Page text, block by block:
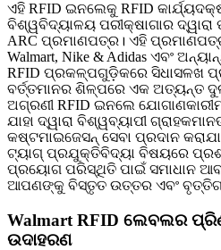
ଏହି RFID ଇନଲେକୁ RFID
ବିଶ୍ୱବିଦ୍ୟାଳୟ ପରୀକ୍ଷାଗାର ଦ୍ୱାରା
ARC ପ୍ରମାଣପତ୍ର। ଏହି
Walmart, Nike & Adidas ଏବଂ
RFID ପ୍ରକଳ୍ପଗୁଡ଼ିକରେ ସିଧାସଳଖ
ବର୍ତ୍ତମାନର ଶିଳ୍ପରେ ଏକ ଅତ୍ୟନ୍ତ
ଅଗ୍ରଣୀ RFID ଇନଲେ
ଯାହା ଦ୍ୱାରା ବିଶ୍ୱବ୍ୟାପୀ
କଷ୍ଟମାଇଜେସନ୍ ସେବା ପ୍ରଦାନ
ଟ୍ୟାଗ୍ ପ୍ରଯୁକ୍ତିବିଦ୍ୟା ବିଷୟରେ
ପ୍ରୟୋଗ ପରିସ୍ଥିତି ପାଇଁ ସମାଧାନ
ଆପଣଙ୍କୁ ବିସ୍ତୃତ ଉତ୍ତର ଏବଂ
Walmart RFID ଲେବଲର
ଉଦାହରଣ